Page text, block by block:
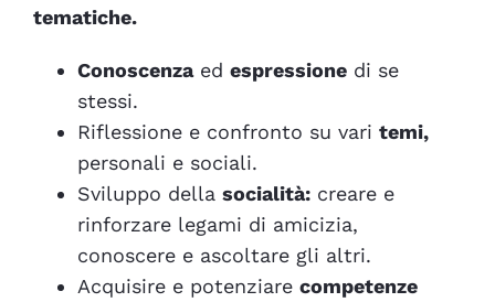
tematiche.
Conoscenzaed espressionedi se
stessi.
Riflessionee confronto su vari temi,
personali e sociali.
Sviluppo della socialità:creare e
rinforzare legami di amicizia,
conosceree ascoltaregli altri.
Acquisire e potenziare competenze